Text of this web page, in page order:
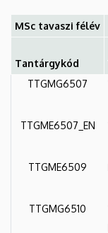
MSc tavaszi félév
Tantárgykód
TTGMG6507
TTGME6507_EN
TTGME6509
TTGMG6510